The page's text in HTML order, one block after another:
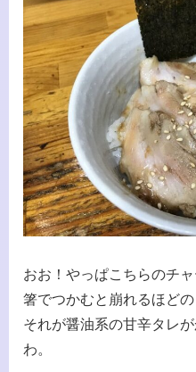
おお！やっぱこちらのチ
箸でつかむと崩れるほどの
それが醤油系の甘辛タレ
わ。